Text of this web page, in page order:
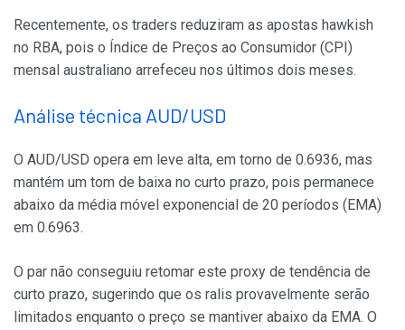
Recentemente, os traders reduziram as apostas hawkish
no RBA, pois o Índice de Preços ao Consumidor (CPI)
mensal australiano arrefeceu nos últimos dois meses.
Análise técnica AUD/USD
O AUD/USD opera em leve alta, em torno de 0.6936, mas
mantém um tom de baixa no curto prazo, pois permanece
abaixo da média móvel exponencial de 20 períodos (EMA)
em 0.6963.
O par não conseguiu retomar este proxy de tendência de
curto prazo, sugerindo que os ralis provavelmente serão
limitados enquanto o preço se mantiver abaixo da EMA. O